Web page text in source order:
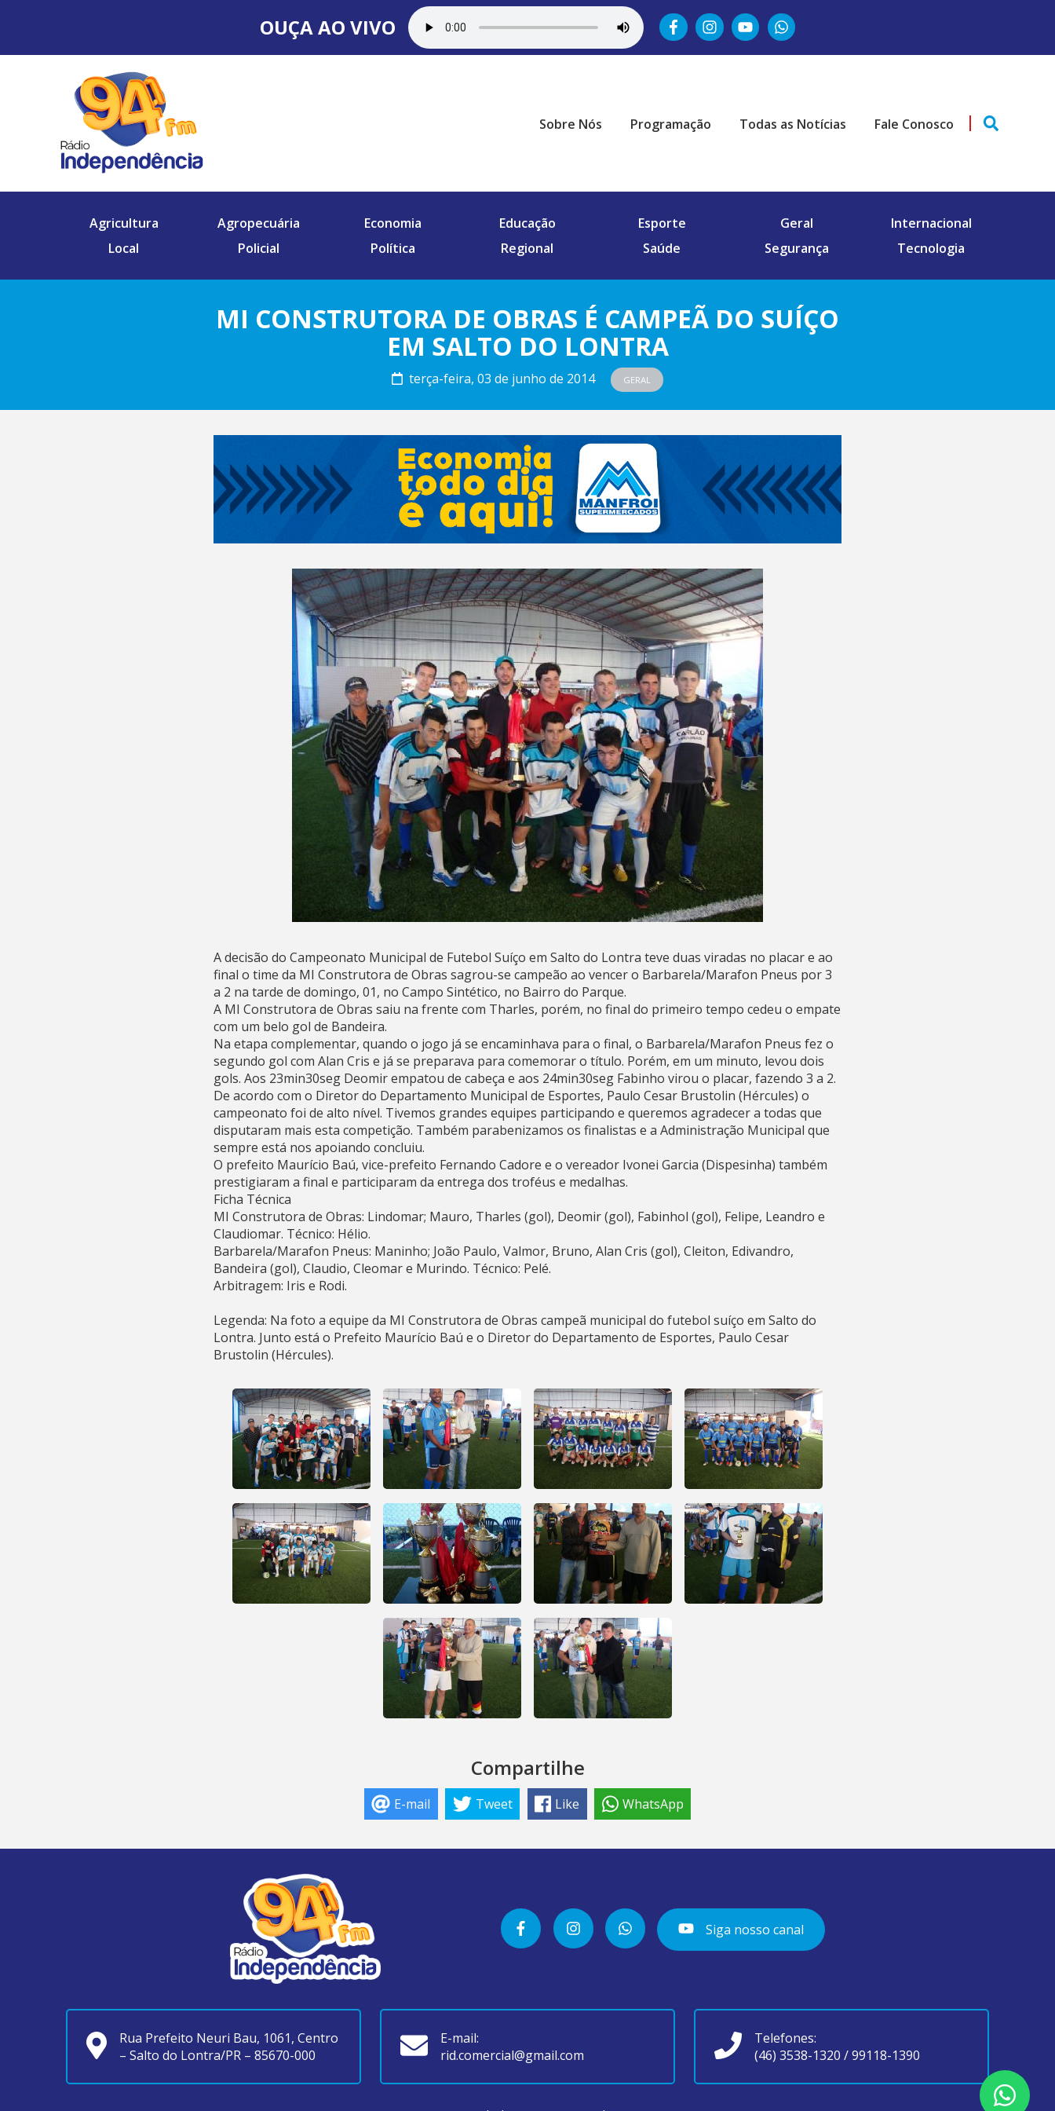
OUÇA AO VIVO
Sobre Nós Programação Todas as Notícias Fale Conosco
Agricultura Agropecuária Economia Educação Esporte Geral
Internacional
Local
Policial Política Regional Saúde Segurança Tecnologia
MI CONSTRUTORA DE OBRAS É CAMPEÃ DO SUÍÇO
EM SALTO DO LONTRA
terça-feira, 03 de junho de 2014 GERAL
A decisão do Campeonato Municipal de Futebol Suíço em Salto do Lontra teve duas viradas no placar e ao
final o time da MI Construtora de Obras sagrou-se campeão ao vencer o Barbarela/Marafon Pneus por 3
a 2 na tarde de domingo, 01, no Campo Sintético, no Bairro do Parque.
A MI Construtora de Obras saiu na frente com Tharles, porém, no final do primeiro tempo cedeu o empate
com um belo gol de Bandeira.
Na etapa complementar, quando o jogo já se encaminhava para o final, o Barbarela/Marafon Pneus fez o
segundo gol com Alan Cris e já se preparava para comemorar o título. Porém, em um minuto, levou dois
gols. Aos 23min30seg Deomir empatou de cabeça e aos 24min30seg Fabinho virou o placar, fazendo 3 a 2.
De acordo com o Diretor do Departamento Municipal de Esportes, Paulo Cesar Brustolin (Hércules) o
campeonato foi de alto nível. Tivemos grandes equipes participando e queremos agradecer a todas que
disputaram mais esta competição. Também parabenizamos os finalistas e a Administração Municipal que
sempre está nos apoiando concluiu.
O prefeito Maurício Baú, vice-prefeito Fernando Cadore e o vereador Ivonei Garcia (Dispesinha) também
prestigiaram a final e participaram da entrega dos troféus e medalhas.
Ficha Técnica
MI Construtora de Obras: Lindomar; Mauro, Tharles (gol), Deomir (gol), Fabinhol (gol), Felipe, Leandro e
Claudiomar. Técnico: Hélio.
Barbarela/Marafon Pneus: Maninho; João Paulo, Valmor, Bruno, Alan Cris (gol), Cleiton, Edivandro,
Bandeira (gol), Claudio, Cleomar e Murindo. Técnico: Pelé.
Arbitragem: Iris e Rodi.
Legenda: Na foto a equipe da MI Construtora de Obras campeã municipal do futebol suíço em Salto do
Lontra. Junto está o Prefeito Maurício Baú e o Diretor do Departamento de Esportes, Paulo Cesar
Brustolin (Hércules).
Compartilhe
E-mail Tweet Like WhatsApp
Siga nosso canal
Rua Prefeito Neuri Bau, 1061, Centro
– Salto do Lontra/PR – 85670-000
E-mail:
rid.comercial@gmail.com
Telefones:
(46) 3538-1320 /99118-1390